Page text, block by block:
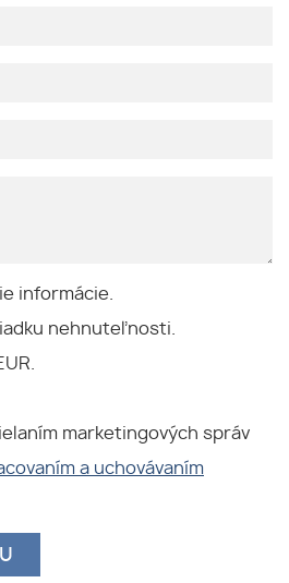
informácie.
nehnuteľnosti.
marketingových správ
a uchovávaním